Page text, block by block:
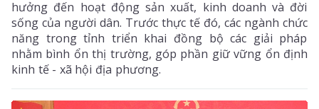
hưởng đến hoạt động sản xuất, kinh doanh và đời
sống của người dân. Trước thực tế đó, các ngành chức
năng trong tỉnh triển khai đồng bộ các giải pháp
nhằm bình ổn thị trường, góp phần giữ vững ổn định
kinh tế - xã hội địa phương.